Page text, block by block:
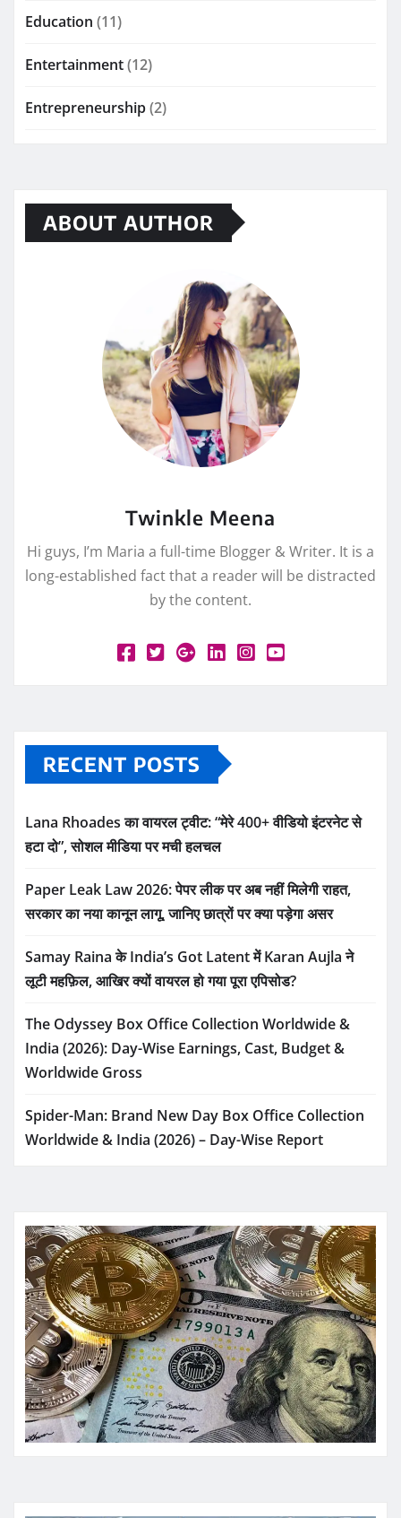
Education (11)
Entertainment(12)
Entrepreneurship(2)
ABOUT AUTHOR
Twinkle Meena
Hi guys, I’m Maria a full-time Blogger & Writer. It is a
long-established fact that a reader will be distracted
by the content.
RECENT POSTS
Lana Rhoades का वायरल ट्वीट: “मेरे 400+ वीडियो इंटरनेट से
हटा दो”, सोशल मीडिया पर मची हलचल
Paper Leak Law 2026: पेपर लीक पर अब नहीं मिलेगी राहत,
सरकार का नया कानून लागू, जानिए छात्रों पर क्या पड़ेगा असर
Samay Raina के India’s Got Latent में Karan Aujla ने
लूटी महफ़िल, आखिर क्यों वायरल हो गया पूरा एपिसोड?
The Odyssey Box Office Collection Worldwide &
India (2026): Day-Wise Earnings, Cast, Budget &
Worldwide Gross
Spider-Man: Brand New Day Box Office Collection
Worldwide & India (2026) – Day-Wise Report